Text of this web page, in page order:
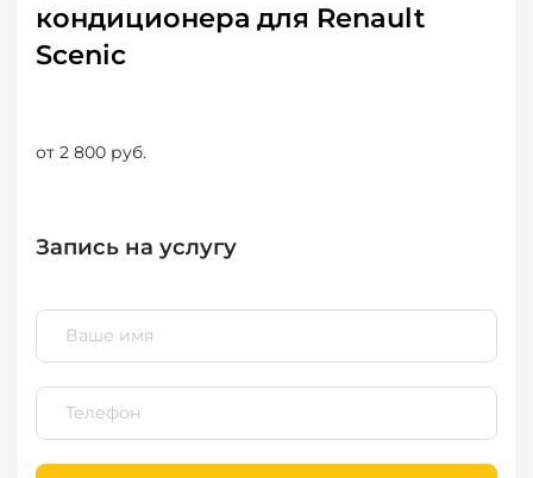
кондиционера для Renault
Scenic
от 2 800 руб.
Запись на услугу